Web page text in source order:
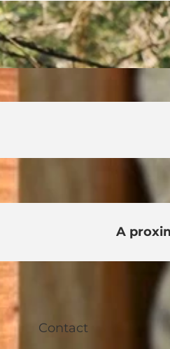
A
Contact